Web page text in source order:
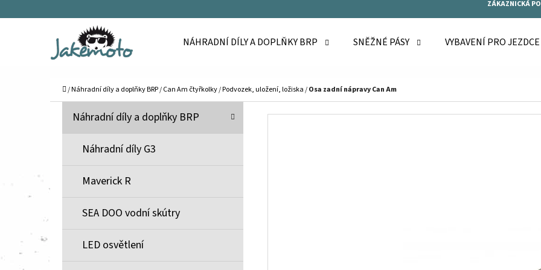
ZÁKAZNICKÁ
NÁHRADNÍ DÍLY A DOPLŇKY BRP SNĚŽNÉ PÁSY VYBAVENÍ PRO JEZDCE
Domů
/Náhradní díly a doplňky BRP/Can Am čtyřkolky/Podvozek, uložení, ložiska/Osa zadní nápravy Can Am
R
Přeskočit
K Náhradní díly a doplňky BRP
Náhradní díly G3
Maverick R
SEA DOO vodní skútry
LED osvětlení
obchodu
obchodu